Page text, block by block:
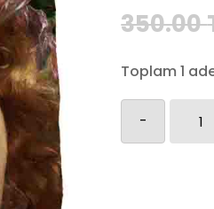
350.00
Toplam 1
-